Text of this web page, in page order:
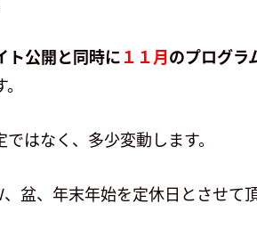
ト公開と同時に １１月 のプログラ
はなく、多少変動します。
盆、年末年始を定休日とさせて頂